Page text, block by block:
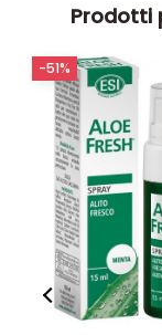
Prodotti
-51%